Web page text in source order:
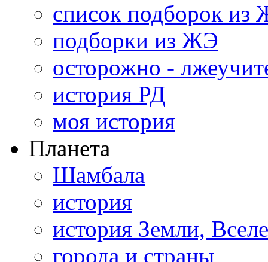
список подборок из
подборки из ЖЭ
осторожно -
история РД
моя история
Планета
Шамбала
история
история Земли,
города и страны